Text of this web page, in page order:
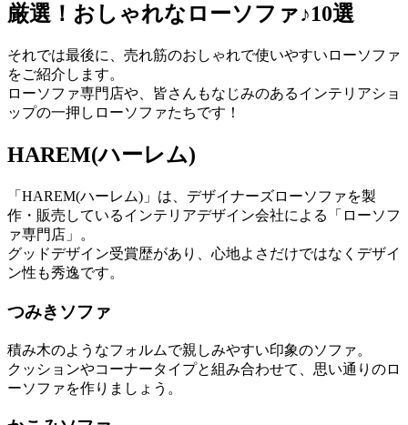
厳選！おしゃれなローソファ♪10選
それでは最後に、売れ筋のおしゃれで使いやすいローソファ
をご紹介します。
ローソファ専門店や、皆さんもなじみのあるインテリアショ
ップの一押しローソファたちです！
HAREM(ハーレム)
「HAREM(ハーレム)」は、デザイナーズローソファを製
作・販売しているインテリアデザイン会社による「ローソフ
ァ専門店」。
グッドデザイン受賞歴があり、心地よさだけではなくデザイ
ン性も秀逸です。
つみきソファ
積み木のようなフォルムで親しみやすい印象のソファ。
クッションやコーナータイプと組み合わせて、思い通りのロ
ーソファを作りましょう。